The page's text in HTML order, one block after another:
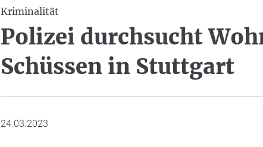
Kriminalität
Polizei durchsucht
Schüssen in Stuttgart
24.03.2023